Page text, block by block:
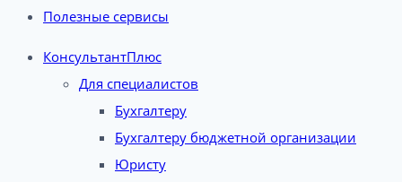
Полезные сервисы
КонсультантПлюс
Для специалистов
Бухгалтеру
Бухгалтеру бюджетной организации
Юристу